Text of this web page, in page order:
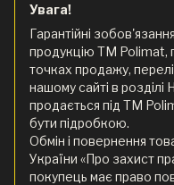
Увага!
Гарантійні
продукцію ТМ Polimat,
точках продажу,
нашому сайті в
продається під ТМ
бути підробкою.
Обмін і повернення
України «Про захист
покупець має право